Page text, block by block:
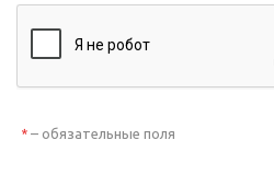
* – обязательные поля